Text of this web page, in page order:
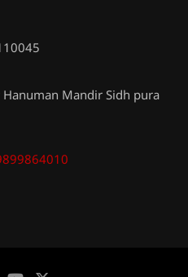
Mandir Sidh pura